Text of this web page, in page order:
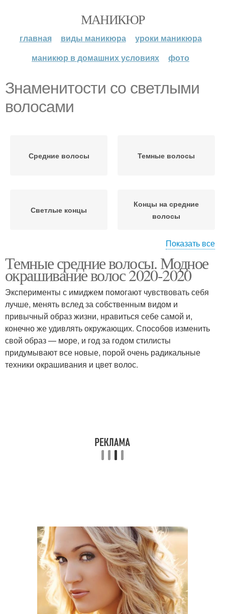
МАНИКЮР
главная виды маникюра
уроки маникюра
маникюр в домашних условиях
фото
Знаменитости со светлыми
волосами
Средние волосы Темные волосы
Светлые концы
Концы на средние
волосы
темные волосы
Мелирования на
темные волосы
Омбр на темные
волосы
Короткие волосы
Показать все
Темные средние волосы. Модное
окрашивание волос 2020-2020
Эксперименты с имиджем помогают чувствовать себя
лучше, менять вслед за собственным видом и
привычный образ жизни, нравиться себе самой и,
конечно же удивлять окружающих. Способов изменить
свой образ — море, и год за годом стилисты
придумывают все новые, порой очень радикальные
техники окрашивания и цвет волос.